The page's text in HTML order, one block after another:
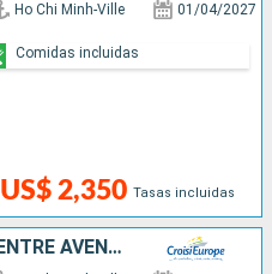
Ho Chi Minh-Ville 01/04/2027
US$ 2,350 Tasas incluidas
Comidas incluidas
LE MÉKONG AUTREMENT - ENTRE AVENTURE ET SITES INCONTOURNABLES